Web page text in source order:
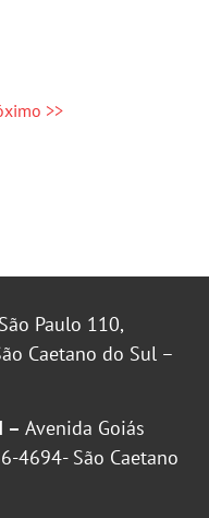
>>
Paulo 110,
Caetano do Sul –
– Avenida Goiás
4694- São Caetano